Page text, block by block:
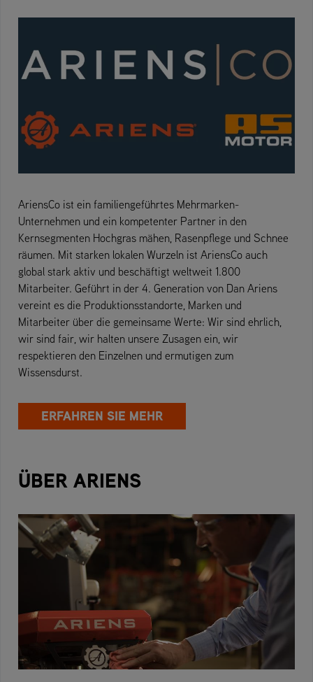
AriensCo ist ein familiengeführtes Mehrmarken-
Unternehmen und ein kompetenter Partner in den
Kernsegmenten Hochgras mähen, Rasenpflege und Schnee
räumen. Mit starken lokalen Wurzeln ist AriensCo auch
global stark aktiv und beschäftigt weltweit 1.800
Mitarbeiter. Geführt in der 4. Generation von Dan Ariens
vereint es die Produktionsstandorte, Marken und
Mitarbeiter über die gemeinsame Werte: Wir sind ehrlich,
wir sind fair, wir halten unsere Zusagen ein, wir
respektieren den Einzelnen und ermutigen zum
Wissensdurst.
ERFAHREN SIE MEHR
ÜBER ARIENS